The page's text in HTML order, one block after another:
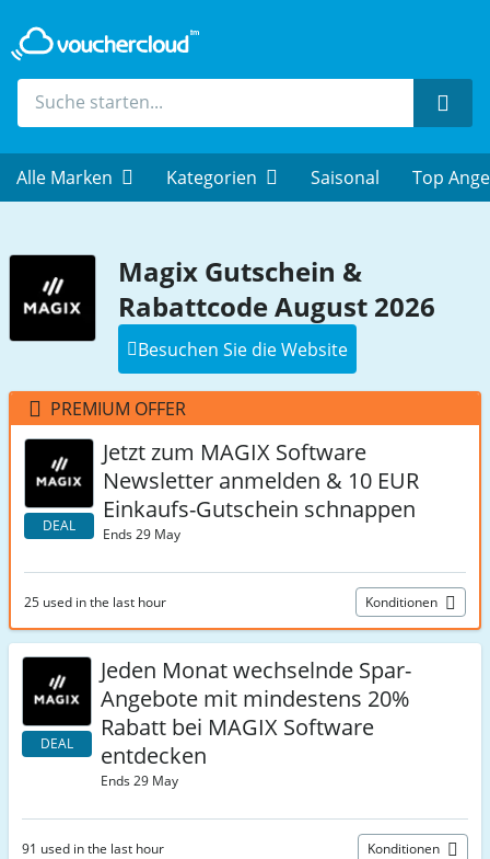
Alle Marken Kategorien Saisonal Top
Magix Gutschein &
Rabattcode August 2026
Besuchen Sie die Website
PREMIUM OFFER
DEAL
Jetzt zum MAGIX Software
Newsletter anmelden & 10 EUR
Einkaufs-Gutschein schnappen
Ends 29 May
25 used in the last hour Konditionen
DEAL
Jeden Monat wechselnde Spar-
Angebote mit mindestens 20%
Rabatt bei MAGIX Software
entdecken
Ends 29 May
91 used in the last hour Konditionen